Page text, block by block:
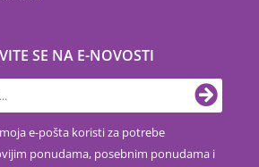
SE NA E-NOVOSTI
e-pošta koristi za potrebe
ponudama, posebnim ponudama i